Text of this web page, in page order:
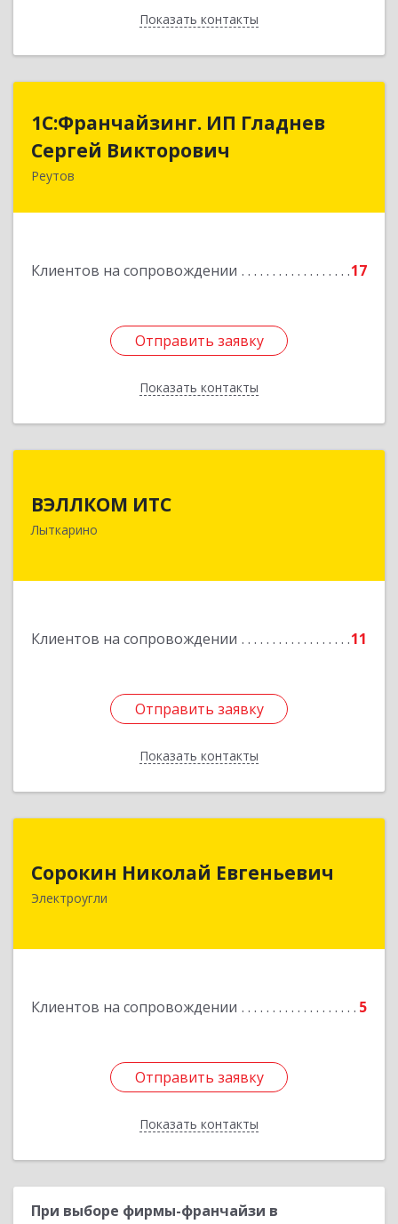
Показать контакты
Назад
1С:Франчайзинг. ИП Гладнев
Сергей Викторович
Реутов
Клиентов на сопровождении 17
Отправить заявку
Показать контакты
1С:Франчайзинг. ИП Гладнев
Сергей Викторович
143966, Московская обл, Реутов г, Парковая ул,
Отправить заявку
Назад
ВЭЛЛКОМ ИТС
Лыткарино
Клиентов на сопровождении 11
Отправить заявку
Показать контакты
Лыткарино г, Первомайская ул, дом № 3/5,
Отправить заявку
Назад
Сорокин Николай Евгеньевич
Электроугли
Клиентов на сопровождении 5
Отправить заявку
Показать контакты
Отправить заявку
Назад
При выборе фирмы-франчайзи в